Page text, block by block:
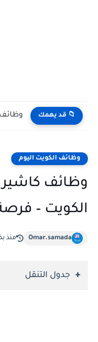
📁 قد يهمك
وظائف الكويت اليوم
وظائف
الكويت –
Omar.samada منذ
جدول التنقل